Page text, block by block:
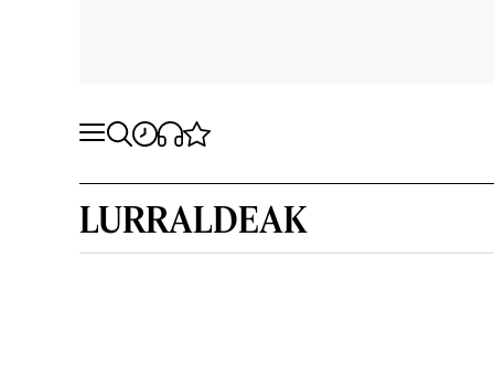
LURRALDEAK